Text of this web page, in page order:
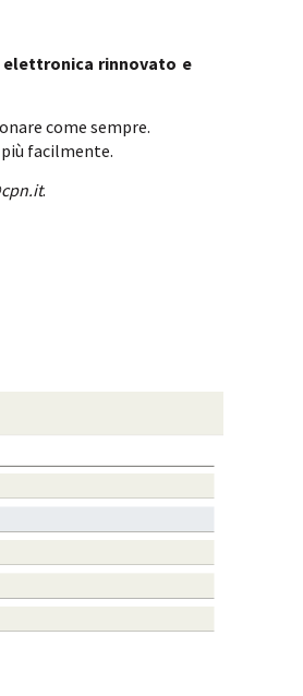
rinnovato e
come sempre.
facilmente.
.